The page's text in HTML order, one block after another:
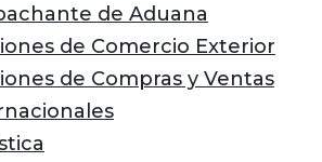
de Aduana
de Comercio Exterior
de Compras y Ventas